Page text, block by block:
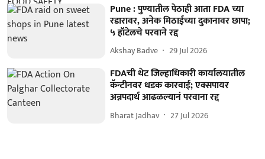
Pune : पुण्यातील पेठाही आता FDA च्या
रडारावर, अनेक मिठाईच्या दुकानावर छापा;
५ हॉटेलचे परवाने रद्द
Akshay Badve 29 Jul 2026
FDAची थेट जिल्हाधिकारी कार्यालयातील
कॅन्टीनवर धडक कारवाई; एक्सपायर
अन्नपदार्थ आढळल्यानं परवाना रद्द
Bharat Jadhav 27 Jul 2026